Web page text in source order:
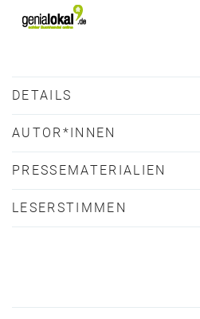
DETAILS
AUTOR*INNEN
PRESSEMATERIALIEN
LESERSTIMMEN